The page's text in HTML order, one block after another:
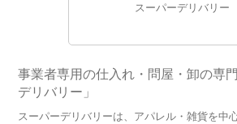
スーパーデリバリー
事業者専用の仕入れ・問屋・卸の専
デリバリー」
スーパーデリバリーは、アパレル・雑貨を中